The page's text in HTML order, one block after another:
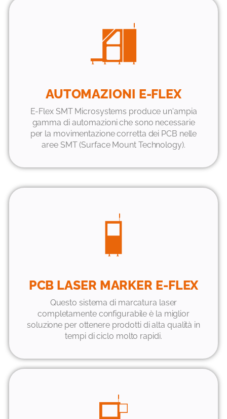
AUTOMAZIONI E-FLEX
E-Flex SMT Microsystems produce un'ampia
gamma di automazioni che sono necessarie
per la movimentazione corretta dei PCB nelle
aree SMT (Surface Mount Technology).
PCB LASER MARKER E-FLEX
Questo sistema di marcatura laser
completamente configurabile è la miglior
soluzione per ottenere prodotti di alta qualità in
tempi di ciclo molto rapidi.